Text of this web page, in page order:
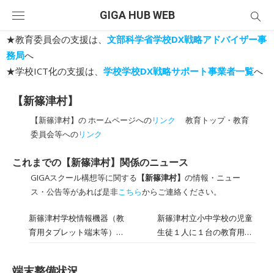
content
GIGA HUB WEB
★教育委員会の支援は、 文部科学省学校DX戦略アドバイザー事
務局へ
★学校ICT化の支援は、 学校学校DX戦略サポート事業者一覧へ
【新篠津村】
【新篠津村】の ホームページへのリンク
教育トップ・教育
委員会等へのリンク
これまでの【新篠津村】関係のニュース
GIGAスクール構想等に関する 【新篠津村】 の情報・ニュー
ス・公告等があれば是非こちらからご連絡ください。
新篠津村学校情報機器（教
育用タブレット端末等）整
新篠津村立小中学校の児童
生徒１人に１台の教育用タ